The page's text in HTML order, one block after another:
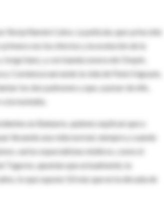
Ramón Calvo. La película, que ya ha sido
vez los efectos y la evolución de la
Sanz, y con banda sonora de Chopin,
Comienza narrando la vida de Patxi Irigoyen,
los dos pulmones y que, a pesar de ello,
la montaña.
en Baleares, quienes explican que a
llevando una vida normal, siempre y cuando
varios especialistas médicos, como el
apuntan que actualmente, la
lo que supone 10 más que en la década de